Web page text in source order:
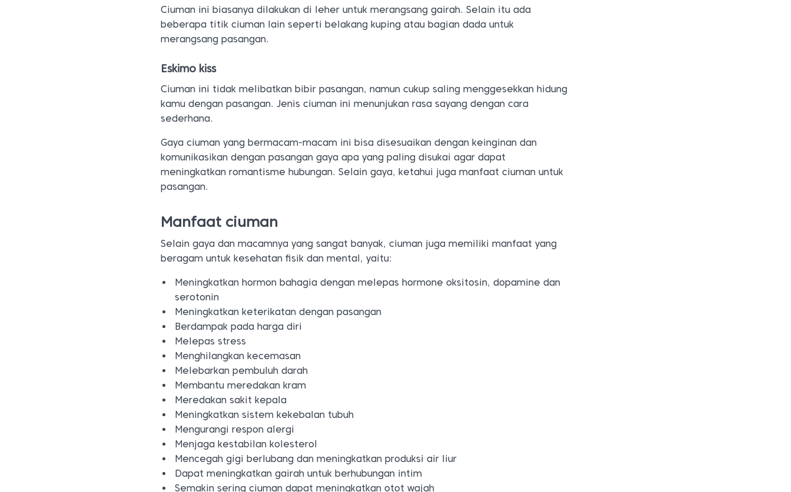
Ciuman ini biasanya dilakukan di leher untuk merangsang gairah. Selain itu ada
beberapa titik ciuman lain seperti belakang kuping atau bagian dada untuk
merangsang pasangan.
Eskimo kiss
Ciuman ini tidak melibatkan bibir pasangan, namun cukup saling menggesekkan hidung
kamu dengan pasangan. Jenis ciuman ini menunjukan rasa sayang dengan cara
sederhana.
Gaya ciuman yang bermacam-macam ini bisa disesuaikan dengan keinginan dan
komunikasikan dengan pasangan gaya apa yang paling disukai agar dapat
meningkatkan romantisme hubungan. Selain gaya, ketahui juga manfaat ciuman untuk
pasangan.
Manfaat ciuman
Selain gaya dan macamnya yang sangat banyak, ciuman juga memiliki manfaat yang
beragam untuk kesehatan fisik dan mental, yaitu:
Meningkatkan hormon bahagia dengan melepas hormone oksitosin, dopamine dan
serotonin
Meningkatkan keterikatan dengan pasangan
Berdampak pada harga diri
Melepas stress
Menghilangkan kecemasan
Melebarkan pembuluh darah
Membantu meredakan kram
Meredakan sakit kepala
Meningkatkan sistem kekebalan tubuh
Mengurangi respon alergi
Menjaga kestabilan kolesterol
Mencegah gigi berlubang dan meningkatkan produksi air liur
Dapat meningkatkan gairah untuk berhubungan intim
Semakin sering ciuman dapat meningkatkan otot wajah